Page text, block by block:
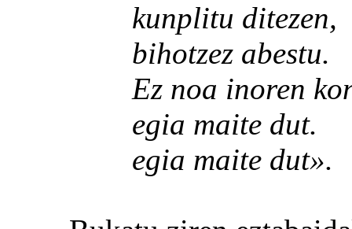
kunplitu ditezen,
bihotzez abestu.
Ez noa inoren
egia maite dut.
egia maite dut».